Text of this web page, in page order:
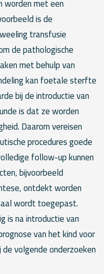
worden met een
is de
transfusie
de pathologische
met behulp van
kan foetale sterfte
bij de introductie van
is dat ze worden
Daarom vereisen
procedures goede
follow-up kunnen
bijvoorbeeld
ontdekt worden
wordt toegepast.
is na introductie van
van het kind voor
volgende onderzoeken